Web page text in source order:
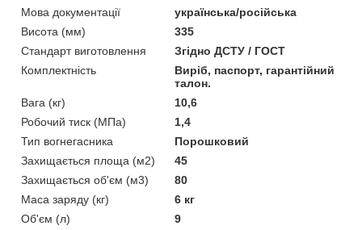
Мова документації
українська/російська
Висота (мм)
335
Стандарт виготовлення
Згідно ДСТУ / ГОСТ
Комплектність
Виріб, паспорт, гарантійний
талон.
Вага (кг)
10,6
Робочий тиск (МПа)
1,4
Тип вогнегасника
Порошковий
Захищається площа (м2)
45
Захищається об'єм (м3)
80
Маса заряду (кг)
6 кг
Об'єм (л)
9